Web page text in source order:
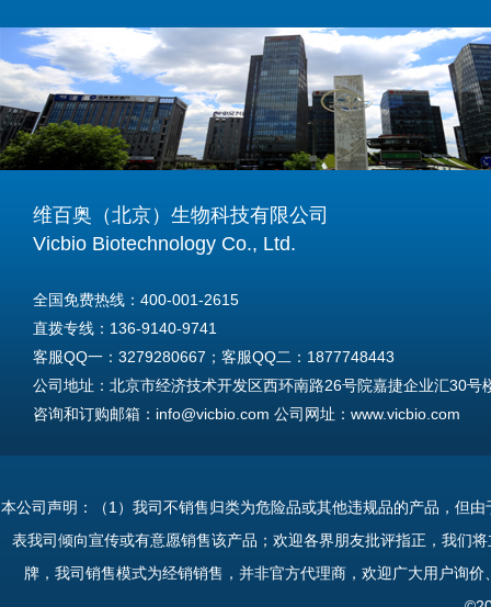
维百奥（北京）生物科技有限公司
Vicbio Biotechnology Co., Ltd.
全国免费热线：400-001-2615
直拨专线：136-9140-9741
客服QQ一：3279280667；客服QQ二：1877748443
公司地址：北京市经济技术开发区西环南路26号院嘉捷企业汇30号
咨询和订购邮箱：info@vicbio.com 公司网址：www.vicbio.com
Tel: +86-13691409741
Address: Room 603, Floor 6, Building 30A, No.26, Xihuannan
本公司声明：（1）我司不销售归类为危险品或其他违规品的产品，但
表我司倾向宣传或有意愿销售该产品；欢迎各界朋友批评指正，我们
牌，我司销售模式为经销销售，并非官方代理商，欢迎广大用户询